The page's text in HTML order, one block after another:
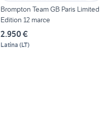
Brompton Team GB Paris Limited
Edition 12 marce
2.950 €
Latina (LT)